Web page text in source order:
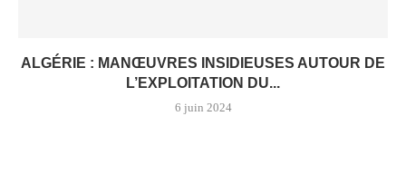
ALGÉRIE : MANŒUVRES INSIDIEUSES AUTOUR DE
L’EXPLOITATION DU...
6 juin 2024